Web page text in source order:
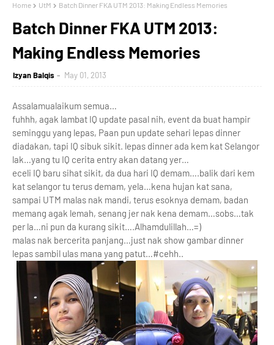
Home UtM Batch Dinner FKA UTM 2013: Making Endless Memories
Batch Dinner FKA UTM 2013:
Making Endless Memories
Izyan Balqis May 01, 2013
Assalamualaikum semua…
fuhhh, agak lambat IQ update pasal nih, event da buat hampir
seminggu yang lepas, Paan pun update sehari lepas dinner
diadakan, tapi IQ sibuk sikit. lepas dinner ada kem kat Selangor
lak…yang tu IQ cerita entry akan datang yer…
eceli IQ baru sihat sikit, da dua hari IQ demam….balik dari kem
kat selangor tu terus demam, yela…kena hujan kat sana,
sampai UTM malas nak mandi, terus esoknya demam, badan
memang agak lemah, senang jer nak kena demam…sobs…tak
per la…ni pun da kurang sikit….Alhamdulillah…=)
malas nak bercerita panjang…just nak show gambar dinner
lepas sambil ulas mana yang patut…#cehh..